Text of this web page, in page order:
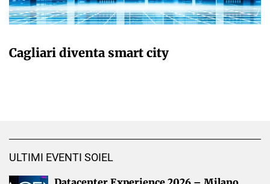
Cagliari diventa smart city
ULTIMI EVENTI SOIEL